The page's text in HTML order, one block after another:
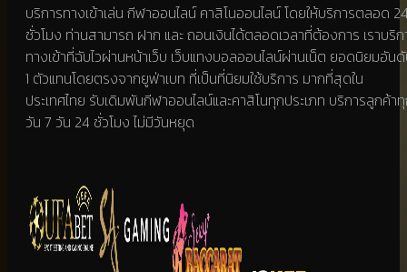
บริการทางเข้าเล่น กีฬาออนไลน์ คาสิโนออนไลน์ โดยให้บริการตลอด
ชั่วโมง ท่านสามารถ ฝาก และ ถอนเงินได้ตลอดเวลาที่ต้องการ เราบริ
ทางเข้าที่ฉับไวผ่านหน้าเว็บ เว็บแทงบอลออนไลน์ผ่านเน็ต ยอดนิยมอัน
1 ตัวแทนโดยตรงจากยูฟ่าเบท ที่เป็นที่นิยมใช้บริการ มากที่สุดใน
ประเทศไทย รับเดิมพันกีฬาออนไลน์และคาสิโนทุกประเภท บริการลูกค้า
วัน 7 วัน 24 ชั่วโมง ไม่มีวันหยุด